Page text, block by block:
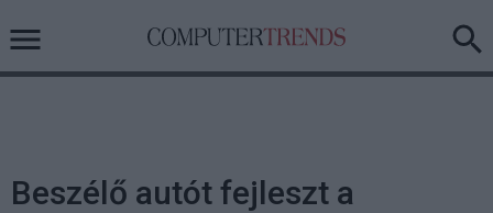
Beszélő autót fejleszt a